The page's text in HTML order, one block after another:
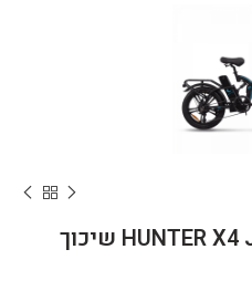
אופניים חשמליים HUNTER X4 Jager שיכוך